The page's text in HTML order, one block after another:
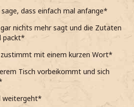
dass einfach mal anfange*
nichts mehr sagt und die Zutaten
packt*
mit einem kurzen Wort*
Tisch vorbeikommt und sich
weitergeht*